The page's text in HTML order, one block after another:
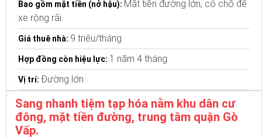
Bao gồm mặt tiền (nở hậu): Mặt tiền đường lớn, có chỗ để
xe rộng rãi.
Giá thuê nhà: 9 triệu/tháng
Hợp đồng còn hiệu lực: 1 năm 4 tháng.
Vị trí: Đường lớn
Sang nhanh tiệm tạp hóa nằm khu dân cư
đông, mặt tiền đường, trung tâm quận Gò
Vấp.